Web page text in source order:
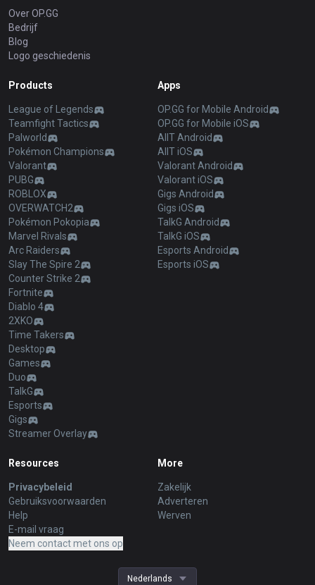
Over OP.GG
Bedrijf
Blog
Logo geschiedenis
Products
League of Legends
Teamfight Tactics
Palworld
Pokémon Champions
Valorant
PUBG
ROBLOX
OVERWATCH2
Pokémon Pokopia
Marvel Rivals
Arc Raiders
Slay The Spire 2
Counter Strike 2
Fortnite
Diablo 4
2XKO
Time Takers
Desktop
Games
Duo
TalkG
Esports
Gigs
Streamer Overlay
Apps
OP.GG for Mobile Android
OP.GG for Mobile iOS
AllT Android
AllT iOS
Valorant Android
Valorant iOS
Gigs Android
Gigs iOS
TalkG Android
TalkG iOS
Esports Android
Esports iOS
Resources
Privacybeleid
Gebruiksvoorwaarden
Help
E-mail vraag
Neem contact met ons op
More
Zakelijk
Adverteren
Werven
Nederlands